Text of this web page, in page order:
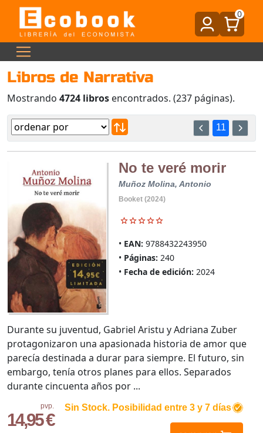
0
Libros de Narrativa
Mostrando 4724 libros encontrados. (237 páginas).
11
No te veré morir
Muñoz Molina, Antonio
Booket (2024)
EAN: 9788432243950
Páginas: 240
Fecha de edición: 2024
pvp.
14,95 €
Sin Stock. Posibilidad entre 3 y 7 días
Durante su juventud, Gabriel Aristu y Adriana Zuber
protagoni­zaron una apasionada historia de amor que
parecía destinada a durar para siempre. El futuro, sin
embargo, tenía otros planes para ellos. Separados
durante cincuenta años por ...